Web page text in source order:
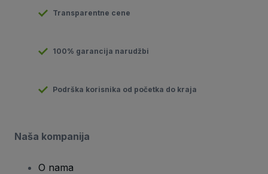
Transparentne cene
100% garancija narudžbi
Podrška korisnika od početka do kraja
Naša kompanija
O nama